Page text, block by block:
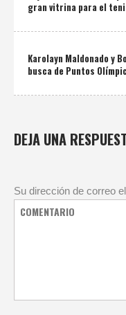
gran vitrina para el
Karolayn Maldonado y
busca de Puntos
DEJA UNA
Su dirección de correo